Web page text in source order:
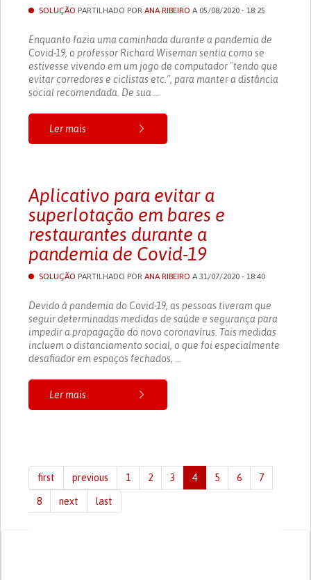
SOLUÇÃO PARTILHADO POR ANA RIBEIRO A 05/08/2020 - 18:25
Enquanto fazia uma caminhada durante a pandemia de
Covid-19, o professor Richard Wiseman sentia como se
estivesse vivendo em um jogo de computador "tendo que
evitar corredores e ciclistas etc.", para manter a distância
social recomendada. De sua ...
Ler mais
Aplicativo para evitar a
superlotação em bares e
restaurantes durante a
pandemia de Covid-19
SOLUÇÃO PARTILHADO POR ANA RIBEIRO A 31/07/2020 - 18:40
Devido à pandemia do Covid-19, as pessoas tiveram que
seguir determinadas medidas de saúde e segurança para
impedir a propagação do novo coronavírus. Tais medidas
incluem o distanciamento social, o que foi especialmente
desafiador em espaços fechados, ...
Ler mais
first previous 1 2 3 4 5 6 7
8 next last